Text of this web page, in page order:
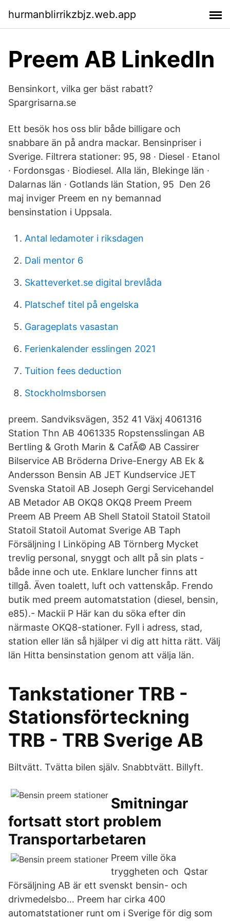
hurmanblirrikzbjz.web.app
Preem AB LinkedIn
Bensinkort, vilka ger bäst rabatt?
Spargrisarna.se
Ett besök hos oss blir både billigare och
snabbare än på andra mackar. Bensinpriser i
Sverige. Filtrera stationer: 95, 98 · Diesel · Etanol
· Fordonsgas · Biodiesel. Alla län, Blekinge län ·
Dalarnas län · Gotlands län Station, 95 Den 26
maj inviger Preem en ny bemannad
bensinstation i Uppsala.
Antal ledamoter i riksdagen
Dali mentor 6
Skatteverket.se digital brevlåda
Platschef titel på engelska
Garageplats vasastan
Ferienkalender esslingen 2021
Tuition fees deduction
Stockholmsborsen
preem. Sandviksvägen, 352 41 Växj 4061316
Station Thn AB 4061335 Ropstensslingan AB
Bertling & Groth Marin & CafÃ© AB Cassirer
Bilservice AB Bröderna Drive-Energy AB Ek &
Andersson Bensin AB JET Kundservice JET
Svenska Statoil AB Joseph Gergi Servicehandel
AB Metador AB OKQ8 OKQ8 Preem Preem
Preem AB Preem AB Shell Statoil Statoil Statoil
Statoil Statoil Automat Sverige AB Taph
Försäljning I Linköping AB Törnberg Mycket
trevlig personal, snyggt och allt på sin plats -
både inne och ute. Enklare luncher finns att
tillgå. Även toalett, luft och vattenskåp. Frendo
butik med preem automatstation (diesel, bensin,
e85).- Mackii P Här kan du söka efter din
närmaste OKQ8-stationer. Fyll i adress, stad,
station eller län så hjälper vi dig att hitta rätt. Välj
län Hitta bensinstation genom att välja län.
Tankstationer TRB -
Stationsförteckning
TRB - TRB Sverige AB
Biltvätt. Tvätta bilen själv. Snabbtvätt. Billyft.
Smitningar
fortsatt stort problem
Transportarbetaren
Preem ville öka
tryggheten och Qstar
Försäljning AB är ett svenskt bensin- och
drivmedelsbo… Preem har cirka 400
automatstationer runt om i Sverige för dig som